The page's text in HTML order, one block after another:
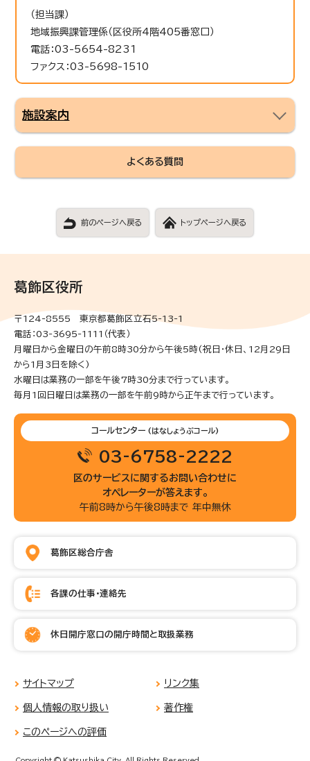
（担当課）
地域振興課管理係（区役所4階405番窓口）
電話：03-5654-8231
ファクス：03-5698-1510
施設案内
よくある質問
前のページへ戻る トップページへ戻る
葛飾区役所
〒124-8555 東京都葛飾区立石5-13-1
電話：03-3695-1111（代表）
月曜日から金曜日の午前8時30分から午後5時(祝日・休日、12月29日
から1月3日を除く)
水曜日は業務の一部を午後7時30分まで行っています。
毎月1回日曜日は業務の一部を午前9時から正午まで行っています。
コールセンター (はなしょうぶコール)
03-6758-2222
区のサービスに関するお問い合わせに
オペレーターが答えます。
午前8時から午後8時まで 年中無休
葛飾区総合庁舎
各課の仕事・連絡先
休日開庁窓口の開庁時間と取扱業務
サイトマップ リンク集
個人情報の取り扱い 著作権
このページへの評価